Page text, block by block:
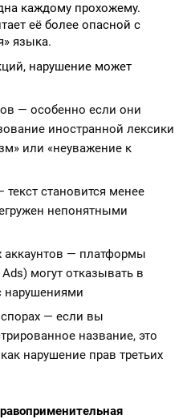
каждому прохожему.
её более опасной с
языка.
нарушение может
— особенно если они
иностранной лексики
или «неуважение к
становится менее
непонятными
аккаунтов — платформы
могут отказывать в
нарушениями
— если вы
название, это
нарушение прав третьих